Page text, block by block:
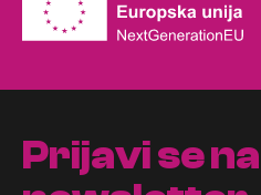
Prijavi se